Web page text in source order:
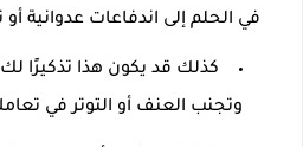
في الحلم إلى اندفاعات عدوانية
كذلك قد يكون هذا تذكيرًا لك
وتجنب العنف أو التوتر في